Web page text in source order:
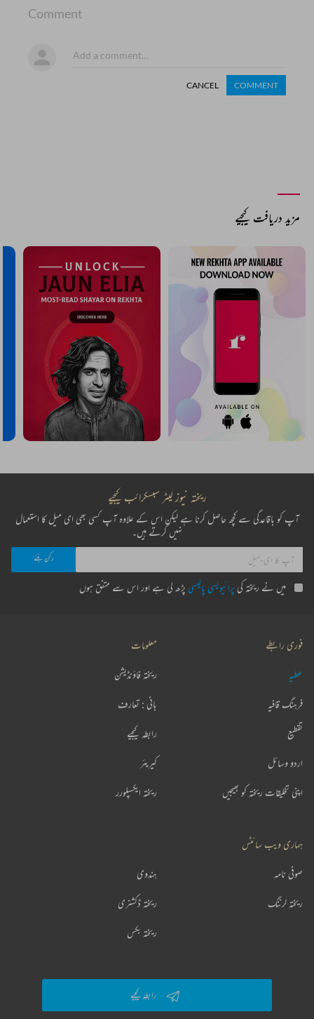
Comment
CANCEL COMMENT
مزید دریافت کیجیے
ریختہ نیوز لیٹر سبسکرائب کیجیے
آپ کو باقاعدگی سے کچھ حاصل کرنا ہے لیکن اس کے علاوہ آپ کسی بھی ای میل کا استعمال
نہیں کرتے ہیں۔
میں نے ریختہ کی پرائیویسی پالیسی پڑھ لی ہے اور اس سے متفق ہوں
فوری رابطے
عطیہ
فرہنگ قافیہ
تقطیع
اردو وسائل
اپنی تخلیقات ریختہ کو بھیجیں
معلومات
ریختہ فاؤنڈیشن
بانی : تعارف
رابطہ کیجیے
کیریئر
ریختہ ایکسپلورر
ہماری ویب سائٹس
ہندوی صوفی نامہ
ریختہ ڈکشنری ریختہ لرننگ
ریختہ بکس
رابطہ کیجیے